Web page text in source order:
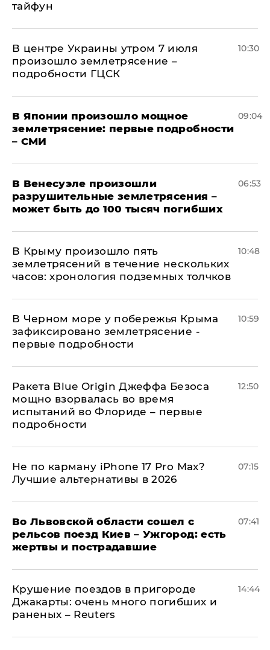
тайфун
В центре Украины утром 7 июля
произошло землетрясение –
подробности ГЦСК
10:30
В Японии произошло мощное
землетрясение: первые подробности
– СМИ
09:04
В Венесуэле произошли
разрушительные землетрясения –
может быть до 100 тысяч погибших
06:53
В Крыму произошло пять
землетрясений в течение нескольких
часов: хронология подземных толчков
10:48
В Черном море у побережья Крыма
зафиксировано землетрясение -
первые подробности
10:59
Ракета Blue Origin Джеффа Безоса
мощно взорвалась во время
испытаний во Флориде – первые
подробности
12:50
Не по карману iPhone 17 Pro Max?
Лучшие альтернативы в 2026
07:15
Во Львовской области сошел с
рельсов поезд Киев – Ужгород: есть
жертвы и пострадавшие
07:41
Крушение поездов в пригороде
Джакарты: очень много погибших и
раненых – Reuters
14:44